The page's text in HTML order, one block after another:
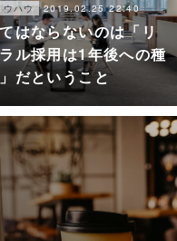
ウハウ 2019.02.25 22:40
はならないのは「リ
ル採用は1年後への種
だということ